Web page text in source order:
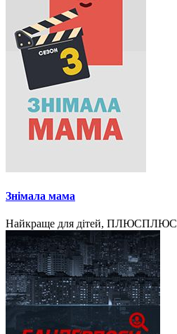
Знімала мама
Найкраще для дітей, ПЛЮСПЛЮС